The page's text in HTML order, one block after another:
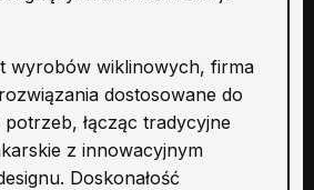
wyrobów wiklinowych, firma
dostosowane do
łącząc tradycyjne
z innowacyjnym
Doskonałość